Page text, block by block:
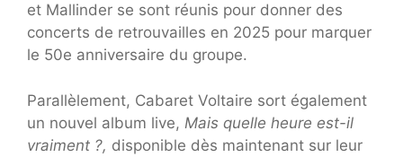
et Mallinder se sont réunis pour donner des
concerts de retrouvailles en 2025 pour marquer
le 50e anniversaire du groupe.
Parallèlement, Cabaret Voltaire sort également
un nouvel album live, Mais quelle heure est-il
vraiment ?, disponible dès maintenant sur leur